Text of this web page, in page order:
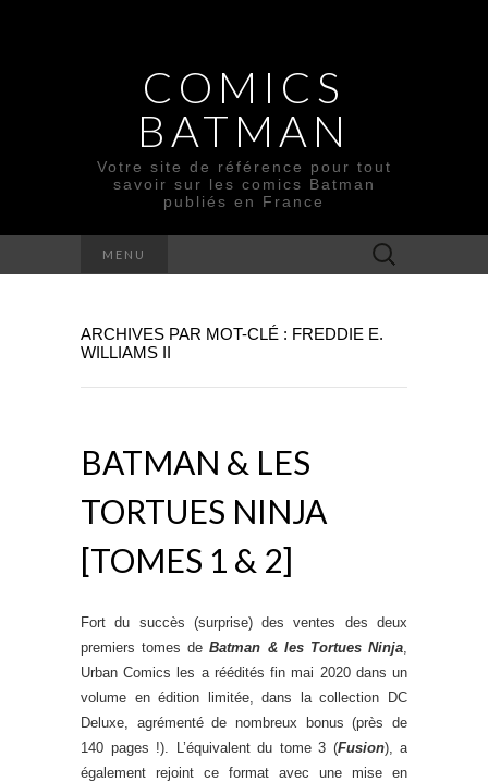
COMICS
BATMAN
Votre site de référence pour tout
savoir sur les comics Batman
publiés en France
MENU Rechercher :
ARCHIVES PAR MOT-CLÉ : FREDDIE E.
WILLIAMS II
BATMAN & LES
TORTUES NINJA
[TOMES 1 & 2]
Fort du succès (surprise) des ventes des deux
premiers tomes deBatman & les Tortues Ninja,
Urban Comics les a réédités fin mai 2020 dans un
volume en édition limitée, dans la collection DC
Deluxe, agrémenté de nombreux bonus (près de
140 pages !). L’équivalent du tome 3 (Fusion), a
également rejoint ce format avec une mise en